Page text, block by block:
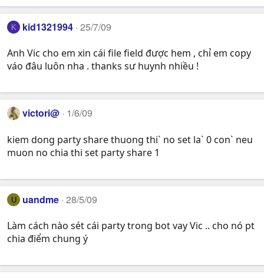
K kid1321994 25/7/09
Anh Vic cho em xin cái file field được hem , chỉ em copy
váo đâu luôn nha . thanks sư huynh nhiều !
victori@ 1/6/09
kiem dong party share thuong thi` no set la` 0 con` neu
muon no chia thi set party share 1
U uandme 28/5/09
Làm cách nào sét cái party trong bot vay Vic .. cho nó pt
chia điểm chung ý